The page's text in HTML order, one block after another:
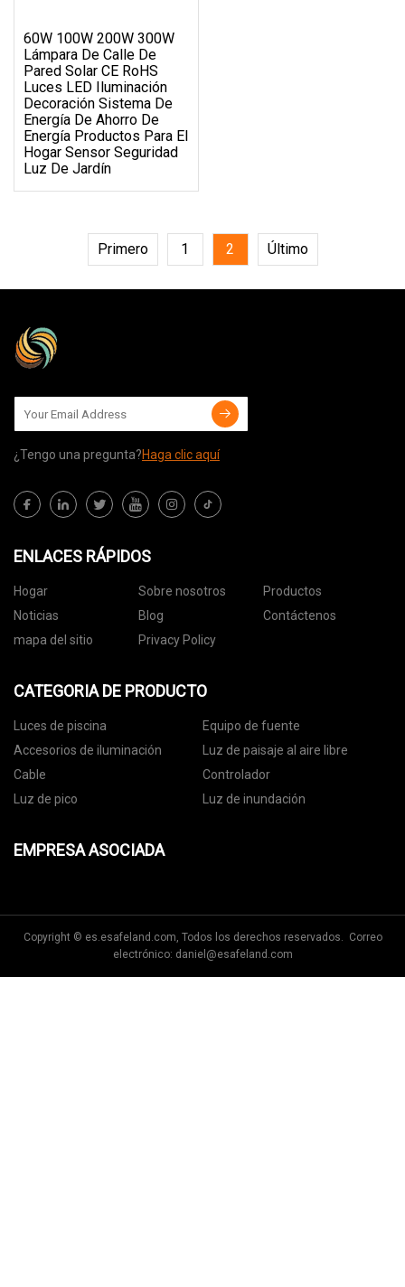
60W 100W 200W 300W
Lámpara De Calle De
Pared Solar CE RoHS
Luces LED Iluminación
Decoración Sistema De
Energía De Ahorro De
Energía Productos Para El
Hogar Sensor Seguridad
Luz De Jardín
Primero 1 2 Último
¿Tengo una pregunta?Haga clic aquí
ENLACES RÁPIDOS
Hogar Sobre nosotros
Productos
Noticias
Blog
Contáctenos
mapa del sitio
Privacy Policy
CATEGORIA DE PRODUCTO
Luces de piscina
Equipo de fuente
Accesorios de iluminación
Luz de paisaje al aire libre
Cable
Controlador
Luz de pico
Luz de inundación
EMPRESA ASOCIADA
Copyright © es.esafeland.com, Todos los derechos reservados. Correo
electrónico: daniel@esafeland.com